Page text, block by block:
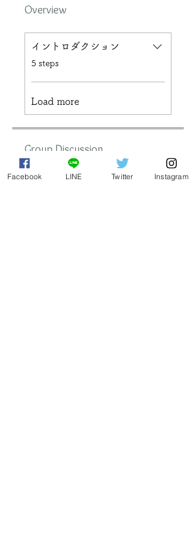
Overview
イントロダクション
.5 steps
Load more
Group Discussion
This program is connected to a
Facebook LINE Twitter Instagram